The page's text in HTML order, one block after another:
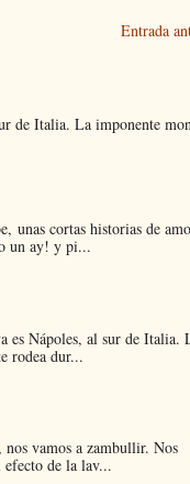
Entrada
de Italia. La imponente
unas cortas historias de
un ay! y pi...
es Nápoles, al sur de Italia.
rodea dur...
vamos a zambullir. Nos
efecto de la lav...